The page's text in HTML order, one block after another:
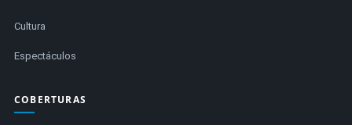
Cultura
Espectáculos
COBERTURAS